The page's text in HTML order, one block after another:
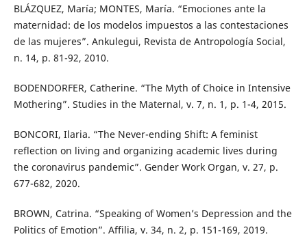
BLÁZQUEZ, María; MONTES, María. “Emociones ante la
maternidad: de los modelos impuestos a las contestaciones
de las mujeres”. Ankulegui, Revista de Antropología Social,
n. 14, p. 81-92, 2010.
BODENDORFER, Catherine. “The Myth of Choice in Intensive
Mothering”. Studies in the Maternal, v. 7, n. 1, p. 1-4, 2015.
BONCORI, Ilaria. “The Never-ending Shift: A feminist
reflection on living and organizing academic lives during
the coronavirus pandemic”. Gender Work Organ, v. 27, p.
677-682, 2020.
BROWN, Catrina. “Speaking of Women’s Depression and the
Politics of Emotion”. Affilia, v. 34, n. 2, p. 151-169, 2019.